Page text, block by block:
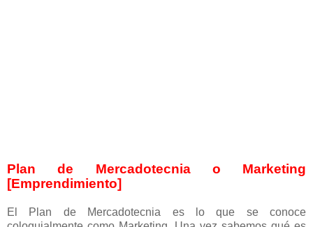
Plan de Mercadotecnia o Marketing
[Emprendimiento]
El Plan de Mercadotecnia es lo que se conoce